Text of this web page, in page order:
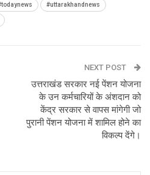
#uttarakhandnews
NEXT POST
उत्तराखंड सरकार नई पेंशन योजना
के उन कर्मचारियों के अंशदान को
केंद्र सरकार से वापस मांगेगी जो
पुरानी पेंशन योजना में शामिल होने का
विकल्प देंगे।